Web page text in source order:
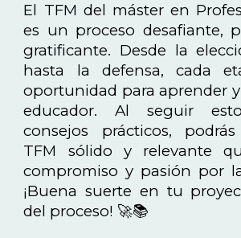
El TFM del máster en
es un proceso desafiante,
gratificante. Desde la
hasta la defensa, cada
oportunidad para aprender
educador. Al seguir
consejos prácticos,
TFM sólido y relevante
compromiso y pasión por
¡Buena suerte en tu
del proceso! 🚀📚